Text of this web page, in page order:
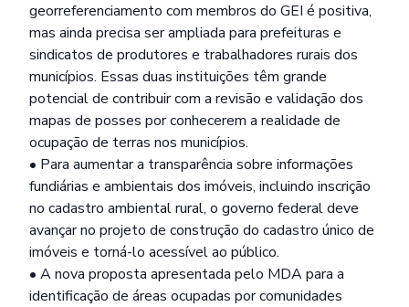
georreferenciamento com membros do GEI é positiva,
mas ainda precisa ser ampliada para prefeituras e
sindicatos de produtores e trabalhadores rurais dos
municípios. Essas duas instituições têm grande
potencial de contribuir com a revisão e validação dos
mapas de posses por conhecerem a realidade de
ocupação de terras nos municípios.
• Para aumentar a transparência sobre informações
fundiárias e ambientais dos imóveis, incluindo inscrição
no cadastro ambiental rural, o governo federal deve
avançar no projeto de construção do cadastro único de
imóveis e torná-lo acessível ao público.
• A nova proposta apresentada pelo MDA para a
identificação de áreas ocupadas por comunidades